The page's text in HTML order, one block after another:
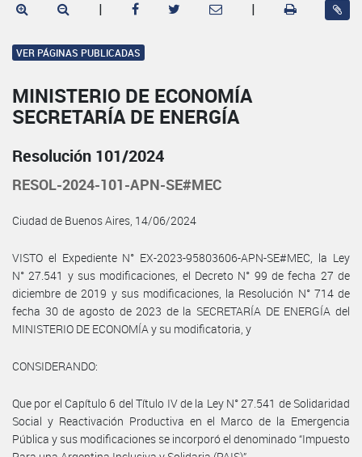
| |
VER PÁGINAS PUBLICADAS
MINISTERIO DE ECONOMÍA
SECRETARÍA DE ENERGÍA
Resolución 101/2024
RESOL-2024-101-APN-SE#MEC
Ciudad de Buenos Aires, 14/06/2024
VISTO el Expediente N° EX-2023-95803606-APN-SE#MEC, la Ley
N° 27.541 y sus modificaciones, el Decreto N° 99 de fecha 27 de
diciembre de 2019 y sus modificaciones, la Resolución N° 714 de
fecha 30 de agosto de 2023 de la SECRETARÍA DE ENERGÍA del
MINISTERIO DE ECONOMÍA y su modificatoria, y
CONSIDERANDO:
Que por el Capítulo 6 del Título IV de la Ley N° 27.541 de Solidaridad
Social y Reactivación Productiva en el Marco de la Emergencia
Pública y sus modificaciones se incorporó el denominado “Impuesto